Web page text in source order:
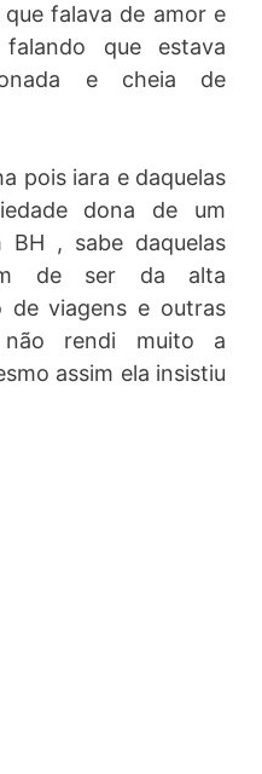
falava de amor e
que estava
e cheia de
pois iara e daquelas
dona de um
BH , sabe daquelas
de ser da alta
de viagens e outras
rendi muito a
assim ela insistiu